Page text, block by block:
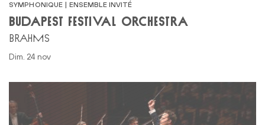
SYMPHONIQUE | ENSEMBLE INVITÉ
BUDAPEST FESTIVAL ORCHESTRA
BRAHMS
dim. 24 nov